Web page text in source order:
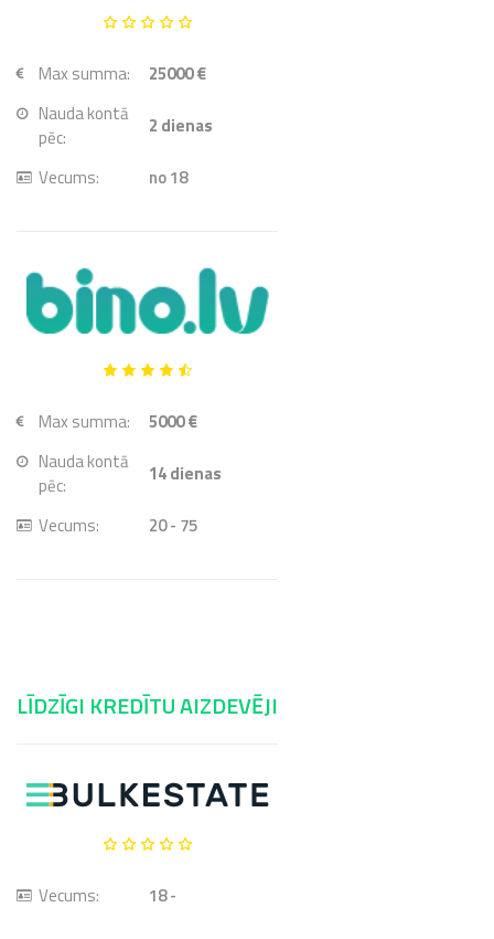
Max summa:
25000 €
Nauda kontā
pēc:
2 dienas
Vecums: no 18
Max summa:
5000 €
Nauda kontā
pēc:
14dienas
Vecums: 20 - 75
LĪDZĪGI KREDĪTU AIZDEVĒJI
Vecums: 18 -